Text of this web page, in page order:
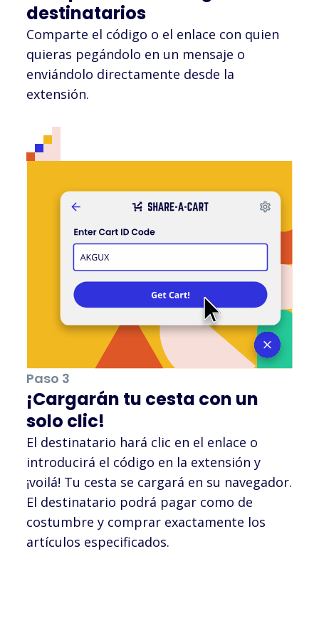
destinatarios
Comparte el código o el enlace con quien
quieras pegándolo en un mensaje o
enviándolo directamente desde la
extensión.
Paso 3
¡Cargarán tu cesta con un
solo clic!
El destinatario hará clic en el enlace o
introducirá el código en la extensión y
¡voilá! Tu cesta se cargará en su navegador.
El destinatario podrá pagar como de
costumbre y comprar exactamente los
artículos especificados.